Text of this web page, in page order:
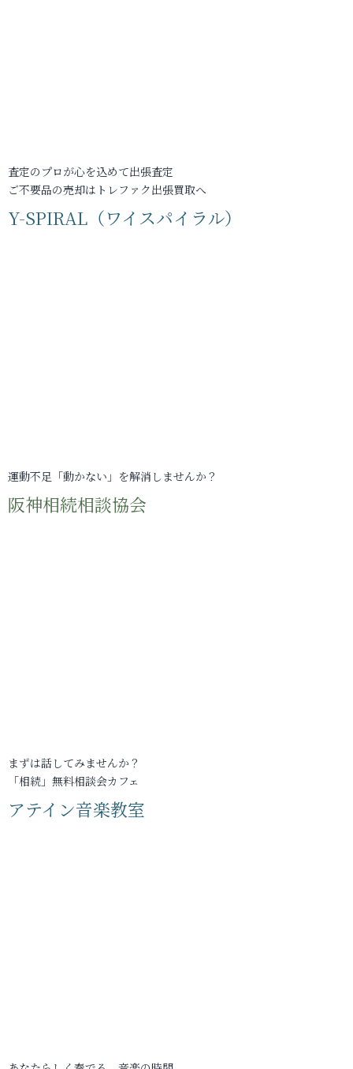
査定のプロが心を込めて出張査定
ご不要品の売却はトレファク出張買取へ
Y-SPIRAL（ワイスパイラル）
運動不足「動かない」を解消しませんか？
阪神相続相談協会
まずは話してみませんか？
「相続」無料相談会カフェ
アテイン音楽教室